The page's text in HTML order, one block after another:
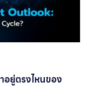
อยู่ตรงไหนของ